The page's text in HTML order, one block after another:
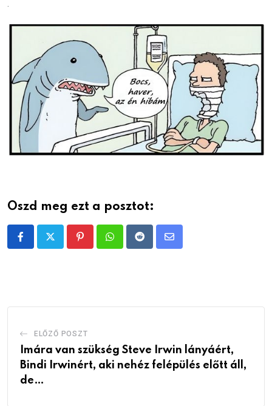
Oszd meg ezt a posztot:
PinterestWhatsappRedditShare
ELŐZŐ POSZT
Imára van szükség Steve Irwin lányáért,
Bindi Irwinért, aki nehéz felépülés előtt áll,
de…